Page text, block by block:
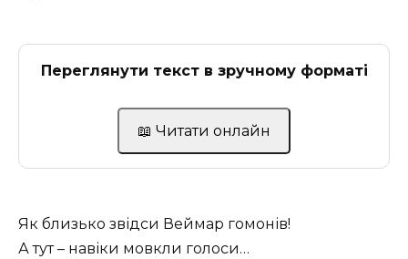
Переглянути текст в зручному форматі
📖 Читати онлайн
Як близько звідси Веймар гомонів!
А тут – навіки мовкли голоси…